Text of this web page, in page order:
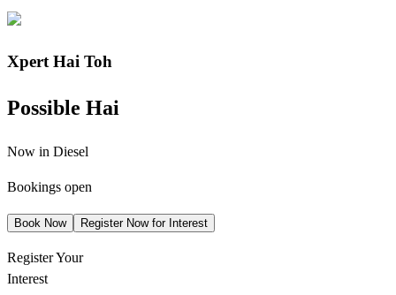
Xpert Hai Toh
Possible Hai
Now in Diesel
Bookings open
Book Now Register Now for Interest
Register Your
Interest